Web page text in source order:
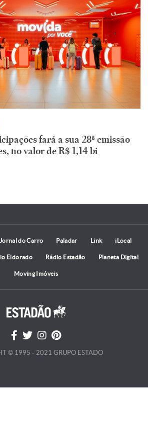
fará a sua 28ª emissão
no valor de R$ 1,14 bi
Jornal do Carro Paladar Link iLocal
Eldorado Rádio Estadão Planeta Digital
Moving Imóveis
© 1995 - 2021 GRUPO ESTADO